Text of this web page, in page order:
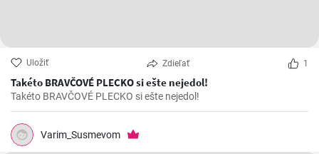
Uložiť Zdieľať 1
Takéto BRAVČOVÉ PLECKO si ešte nejedol!
Takéto BRAVČOVÉ PLECKO si ešte nejedol!
Varim_Susmevom